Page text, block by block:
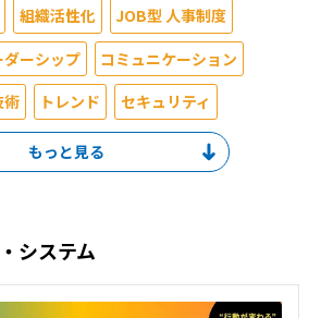
組織活性化
JOB型 人事制度
ダーシップ
コミュニケーション
術 トレンド
セキュリティ
離職防止 業務効率化
キャリア
システム